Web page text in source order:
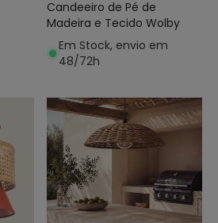
Candeeiro de Pé de
Madeira e Tecido Wolby
Em Stock, envio em
48/72h